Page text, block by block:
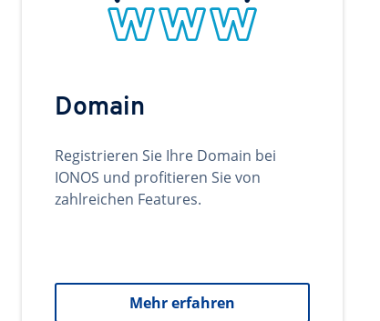
Domain
Registrieren Sie Ihre Domain bei
IONOS und profitieren Sie von
zahlreichen Features.
Mehr erfahren